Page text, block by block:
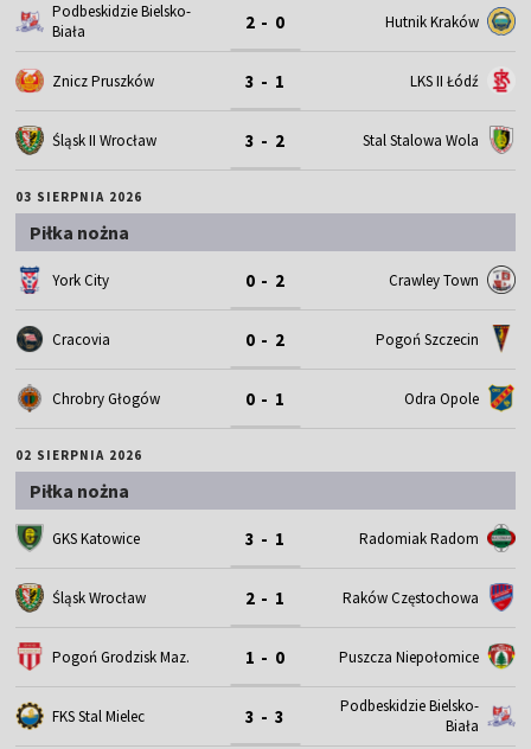
Podbeskidzie Bielsko-
Biała
2 - 0 Hutnik Kraków
Znicz Pruszków 3 - 1 LKS II Łódź
Śląsk II Wrocław 3 - 2 Stal Stalowa Wola
03 SIERPNIA 2026
Piłka nożna
York City 0 - 2 Crawley Town
Cracovia 0 - 2 Pogoń Szczecin
Chrobry Głogów 0 - 1 Odra Opole
02 SIERPNIA 2026
Piłka nożna
GKS Katowice 3 - 1 Radomiak Radom
Śląsk Wrocław 2 - 1 Raków Częstochowa
Pogoń Grodzisk Maz. 1 - 0 Puszcza Niepołomice
FKS Stal Mielec 3 - 3
Podbeskidzie Bielsko-
Biała